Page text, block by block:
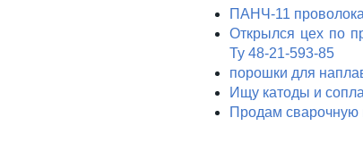
ПАНЧ-11 проволока
Открылся цех по
Ту 48-21-593-85
порошки для
Ищу катоды и
Продам сварочную